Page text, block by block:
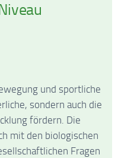
und sportliche
sondern auch die
fördern. Die
mit den biologischen
Fragen